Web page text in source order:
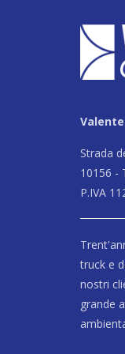
Strada
10156 -
P.IVA
truck e
nostri
grande